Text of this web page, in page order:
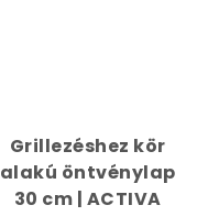
Grillezéshez kör
alakú öntvénylap
30 cm | ACTIVA